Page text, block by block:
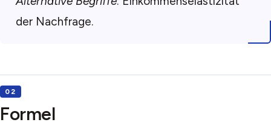
der Nachfrage.
Formel